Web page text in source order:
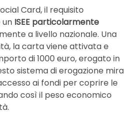
Card, il requisito
ISEE particolarmente
a livello nazionale. Una
la carta viene attivata e
di 1000 euro, erogato in
sistema di erogazione mira
ai fondi per coprire le
così il peso economico